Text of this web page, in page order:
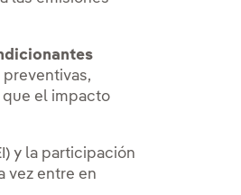
que el impacto
y la participación
vez entre en